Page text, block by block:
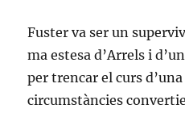
Fuster va ser un
ma estesa d’Arrels i
per trencar el curs
circumstàncies